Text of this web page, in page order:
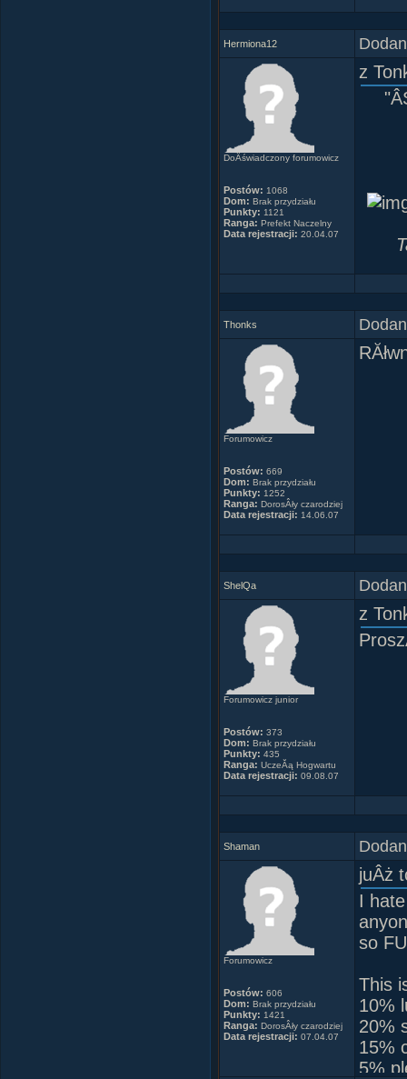
Hermiona12
DoÂświadczony forumowicz
Postów: 1068
Dom: Brak przydziału
Punkty: 1121
Ranga: Prefekt Naczelny
Data rejestracji: 20.04.07
z
Thonks
Forumowicz
Postów: 669
Dom: Brak przydziału
Punkty: 1252
Ranga: DorosÂły czarodziej
Data rejestracji: 14.06.07
ShelQa
Forumowicz junior
Postów: 373
Dom: Brak przydziału
Punkty: 435
Ranga: UczeĂą Hogwartu
Data rejestracji: 09.08.07
z
Shaman
Forumowicz
Postów: 606
Dom: Brak przydziału
Punkty: 1421
Ranga: DorosÂły czarodziej
Data rejestracji: 07.04.07
juÂż
I
so
This
10%
20%
15%
5%